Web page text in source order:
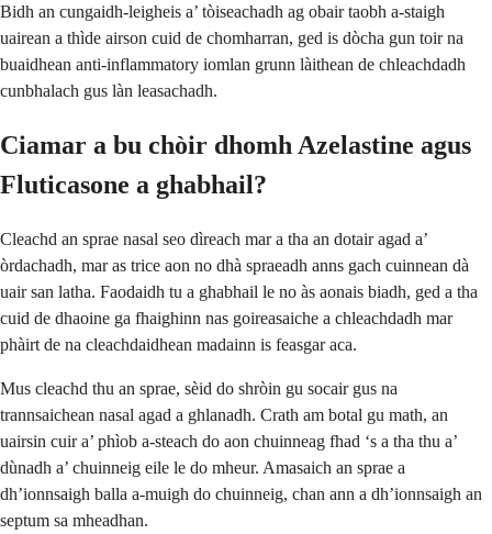
Bidh an cungaidh-leigheis a’ tòiseachadh ag obair taobh a-staigh
uairean a thìde airson cuid de chomharran, ged is dòcha gun toir na
buaidhean anti-inflammatory iomlan grunn làithean de chleachdadh
cunbhalach gus làn leasachadh.
Ciamar a bu chòir dhomh Azelastine agus
Fluticasone a ghabhail?
Cleachd an sprae nasal seo dìreach mar a tha an dotair agad a’
òrdachadh, mar as trice aon no dhà spraeadh anns gach cuinnean dà
uair san latha. Faodaidh tu a ghabhail le no às aonais biadh, ged a tha
cuid de dhaoine ga fhaighinn nas goireasaiche a chleachdadh mar
phàirt de na cleachdaidhean madainn is feasgar aca.
Mus cleachd thu an sprae, sèid do shròin gu socair gus na
trannsaichean nasal agad a ghlanadh. Crath am botal gu math, an
uairsin cuir a’ phìob a-steach do aon chuinneag fhad ‘s a tha thu a’
dùnadh a’ chuinneig eile le do mheur. Amasaich an sprae a
dh’ionnsaigh balla a-muigh do chuinneig, chan ann a dh’ionnsaigh an
septum sa mheadhan.